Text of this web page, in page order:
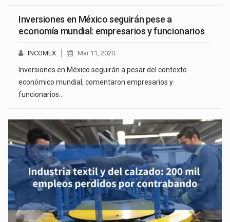
Inversiones en México seguirán pese a
economía mundial: empresarios y funcionarios
INCOMEX Mar 11, 2020
Inversiones en México seguirán a pesar del contexto
económico mundial, comentaron empresarios y
funcionarios…